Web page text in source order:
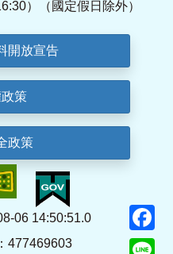
）（國定假日除外）
開放宣告
策
政策
06 14:50:51.0
477469603